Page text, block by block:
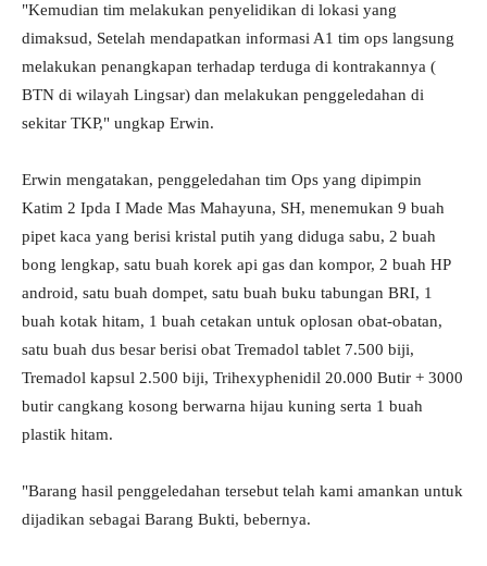
"Kemudian tim melakukan penyelidikan di lokasi yang
dimaksud, Setelah mendapatkan informasi A1 tim ops langsung
melakukan penangkapan terhadap terduga di kontrakannya (
BTN di wilayah Lingsar) dan melakukan penggeledahan di
sekitar TKP," ungkap Erwin.
Erwin mengatakan, penggeledahan tim Ops yang dipimpin
Katim 2 Ipda I Made Mas Mahayuna, SH, menemukan 9 buah
pipet kaca yang berisi kristal putih yang diduga sabu, 2 buah
bong lengkap, satu buah korek api gas dan kompor, 2 buah HP
android, satu buah dompet, satu buah buku tabungan BRI, 1
buah kotak hitam, 1 buah cetakan untuk oplosan obat-obatan,
satu buah dus besar berisi obat Tremadol tablet 7.500 biji,
Tremadol kapsul 2.500 biji, Trihexyphenidil 20.000 Butir + 3000
butir cangkang kosong berwarna hijau kuning serta 1 buah
plastik hitam.
"Barang hasil penggeledahan tersebut telah kami amankan untuk
dijadikan sebagai Barang Bukti, bebernya.